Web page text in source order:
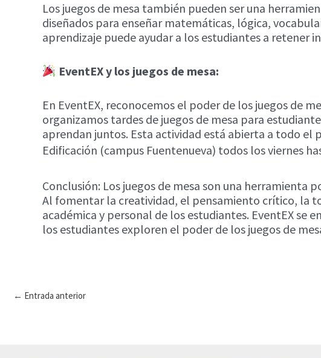
Los juegos de mesa también pueden ser una
diseñados para enseñar matemáticas, lógica,
aprendizaje puede ayudar a los estudiantes a retener
EventEX y los juegos de mesa:
En EventEX, reconocemos el poder de los juegos de
organizamos tardes de juegos de mesa para
aprendan juntos. Esta actividad está abierta a todo el
Edificación (campus Fuentenueva) todos los viernes
Conclusión: Los juegos de mesa son una herramienta
Al fomentar la creatividad, el pensamiento crítico, la
académica y personal de los estudiantes. EventEX
los estudiantes exploren el poder de los juegos de
Navegación
← Entrada anterior